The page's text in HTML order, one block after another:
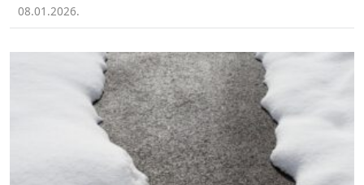
08.01.2026.